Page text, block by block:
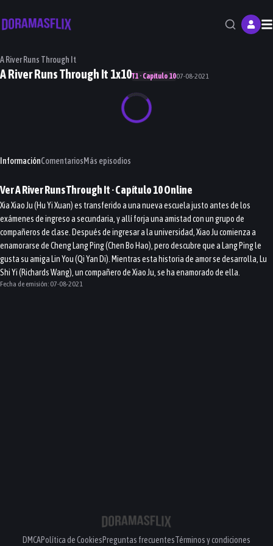
A River Runs Through It
A River Runs Through It 1x10T1 · Capítulo 1007-08-2021
InformaciónComentariosMás episodios
VerA River Runs Through It· Capítulo10Online
Xia Xiao Ju (Hu Yi Xuan) es transferido a una nueva escuela justo antes de los
exámenes de ingreso a secundaria, y allí forja una amistad con un grupo de
compañeros de clase. Después de ingresar a la universidad, Xiao Ju comienza a
enamorarse de Cheng Lang Ping (Chen Bo Hao), pero descubre que a Lang Ping le
gusta su amiga Lin You (Qi Yan Di). Mientras esta historia de amor se desarrolla, Lu
Shi Yi (Richards Wang), un compañero de Xiao Ju, se ha enamorado de ella.
Fecha de emisión: 07-08-2021
DMCAPolítica de CookiesPreguntas frecuentesTérminos y condiciones